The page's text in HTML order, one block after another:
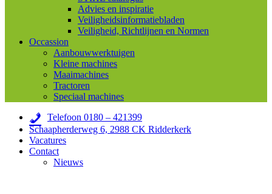
Advies en inspiratie
Veiligheidsinformatiebladen
Veiligheid, Richtlijnen en Normen
Occassion
Aanbouwwerktuigen
Kleine machines
Maaimachines
Tractoren
Speciaal machines
Telefoon 0180 – 421399
Schaapherderweg 6, 2988 CK Ridderkerk
Vacatures
Contact
Nieuws